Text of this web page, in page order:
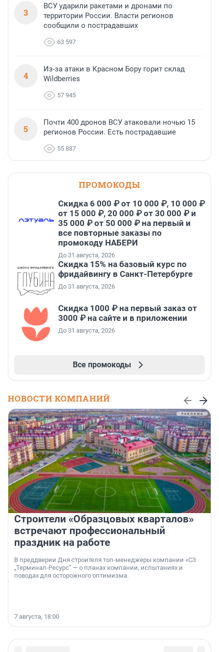
3
ВСУ ударили ракетами и дронами по
территории России. Власти регионов
сообщили о пострадавших
63 597
4
Из-за атаки в Красном Бору горит склад
Wildberries
57 945
5
Почти 400 дронов ВСУ атаковали ночью 15
регионов России. Есть пострадавшие
55 887
ПРОМОКОДЫ
Скидка 6 000 ₽ от 10 000 ₽, 10 000 ₽
от 15 000 ₽, 20 000 ₽ от 30 000 ₽ и
35 000 ₽ от 50 000 ₽ на первый и
все повторные заказы по
промокоду НАБЕРИ
До 31 августа, 2026
Скидка 15% на базовый курс по
фридайвингу в Санкт-Петербурге
До 31 августа, 2026
Скидка 1000 ₽ на первый заказ от
3000 ₽ на сайте и в приложении
До 31 августа, 2026
Все промокоды
НОВОСТИ КОМПАНИЙ
Строители «Образцовых кварталов»
встречают профессиональный
праздник на работе
В преддверии Дня строителя топ-менеджеры компании «СЗ
„Терминал-Ресурс“ — о планах компании, испытаниях и
поводах для осторожного оптимизма.
7 августа, 18:00